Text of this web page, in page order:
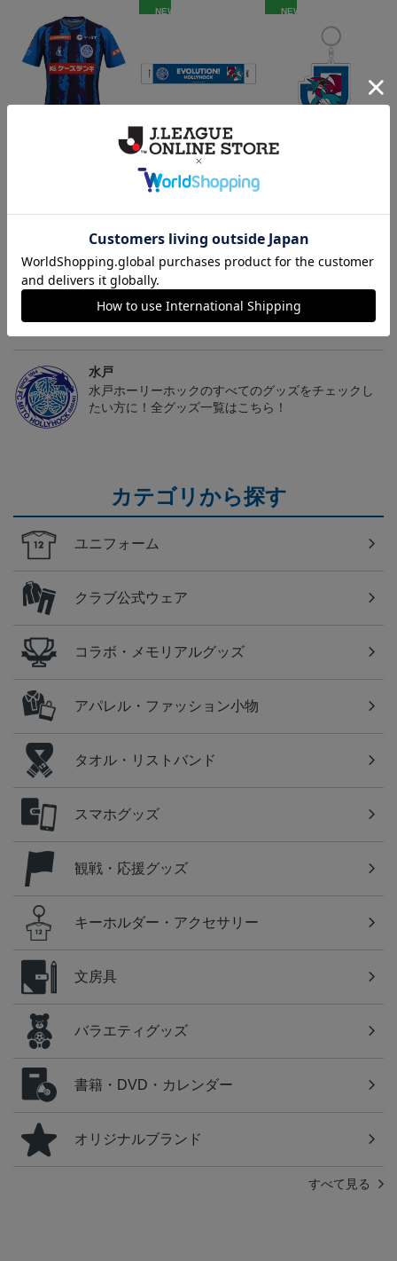
（Sｰ3XL）2026/27 オー
NEW
水戸ホーリーホック ボ
ーマンダ タオルマフラー
2,500円
NEW
水戸ホーリーホック ボ
トピックス
水戸
の必須アイテム！
水戸
水戸ホーリーホックのすべてのグッズをチェックし
たい方に！全グッズ一覧はこちら！
カテゴリから探す
ユニフォーム
クラブ公式ウェア
コラボ・メモリアルグッズ
アパレル・ファッション小物
タオル・リストバンド
スマホグッズ
観戦・応援グッズ
キーホルダー・アクセサリー
文房具
バラエティグッズ
書籍・DVD・カレンダー
オリジナルブランド
すべて見る